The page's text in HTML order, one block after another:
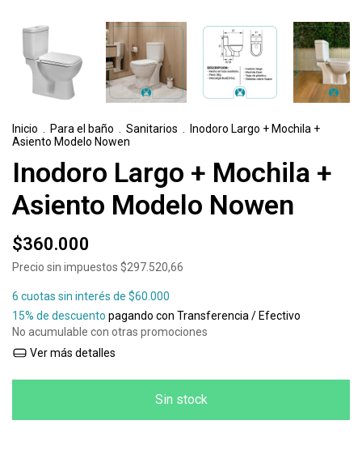
Inicio Para el baño Sanitarios
Inodoro Largo + Mochila +
Asiento Modelo Nowen
Inodoro Largo + Mochila +
Asiento Modelo Nowen
$360.000
Precio sin impuestos $297.520,66
6 cuotas sin interés de $60.000
15% de descuento pagando con Transferencia / Efectivo
No acumulable con otras promociones
Ver más detalles